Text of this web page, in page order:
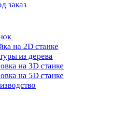
заказ
на 2D станке
из дерева
на 3D станке
на 5D станке